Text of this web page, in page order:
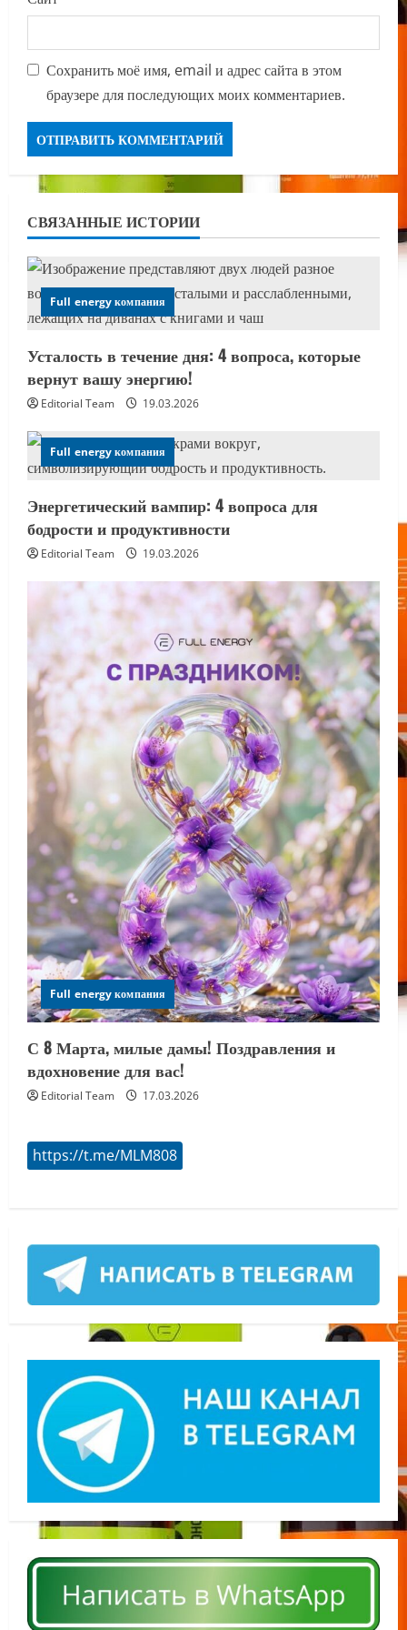
Сохранить моё имя, email и адрес сайта в этом
браузере для последующих моих комментариев.
СВЯЗАННЫЕ ИСТОРИИ
Full energy компания
Усталость в течение дня: 4 вопроса, которые
вернут вашу энергию!
Editorial Team 19.03.2026
Full energy компания
Энергетический вампир: 4 вопроса для
бодрости и продуктивности
Editorial Team 19.03.2026
Full energy компания
С 8 Марта, милые дамы! Поздравления и
вдохновение для вас!
Editorial Team 17.03.2026
https://t.me/MLM808